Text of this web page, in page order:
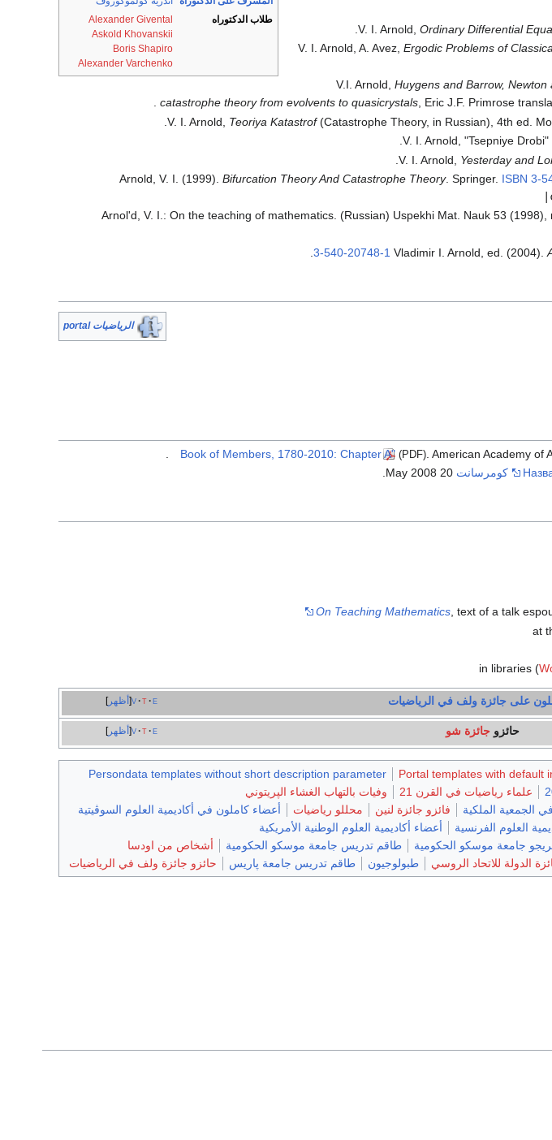
طلاب الدكتوراه
Alexander Givental
Askold Khovanskii
Boris Shapiro
Alexander Varchenko
V. I. Arnold, Ordinary Differential
V. I. Arnold, A. Avez, Ergodic Problems of
V.I. Arnold, Huygens and Barrow,
catastrophe theory from evolvents to quasicrystals, Eric J.F. Primrose
V. I. Arnold, Teoriya Katastrof(Catastrophe Theory, in Russian), 4th ed.
V. I. Arnold, "Tsepniye
V. I. Arnold, Yesterday and
Arnold, V. I. (1999). Bifurcation Theory And Catastrophe Theory. Springer. ISBN 3-
Arnolʹd, V. I.: On the teaching of mathematics. (Russian) Uspekhi Mat. Nauk 53
Vladimir I. Arnold, ed. (2004).
3-540-20748-1
الرياضيات portal
(PDF) . American Academy of
كومرسانت
On Teaching Mathematics, text of a talk
أظهر v t e على جائزة ولف في الرياضيات
أظهر v t e حائزو جائزة شو
Portal templates with default
Persondata templates without short description parameter
علماء رياضيات في القرن 21
وفيات بالتهاب الغشاء الپريتوني
الجمعية الملكية فائزو جائزة لنين محللو رياضيات
أعضاء كاملون في أكاديمية العلوم السوڤيتية
العلوم الفرنسية
أعضاء أكاديمية العلوم الوطنية الأمريكية
جامعة موسكو الحكومية طاقم تدريس جامعة موسكو الحكومية
أشخاص من اودسا
الدولة للاتحاد الروسي طبولوجيون طاقم تدريس جامعة پاريس حائزو جائزة ولف في الرياضيات